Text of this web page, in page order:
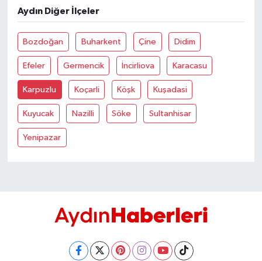
Aydın Diğer İlçeler
Bozdoğan Buharkent Çine Didim
Efeler Germencik İncirliova Karacasu
Karpuzlu Koçarli Köşk Kuşadasi
Kuyucak Nazilli Söke Sultanhisar
Yenipazar
SİYASET
SPOR
TEKNOLOJİ
YAŞAM
YEREL
AYDIN
DENİZLİ